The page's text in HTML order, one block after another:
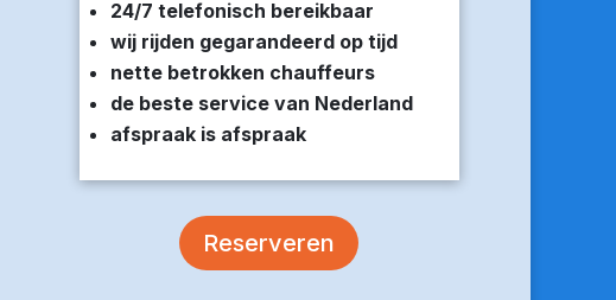
24/7 telefonisch bereikbaar
wij rijden gegarandeerd op tijd
nette betrokken chauffeurs
de beste service van Nederland
afspraak is afspraak
Reserveren